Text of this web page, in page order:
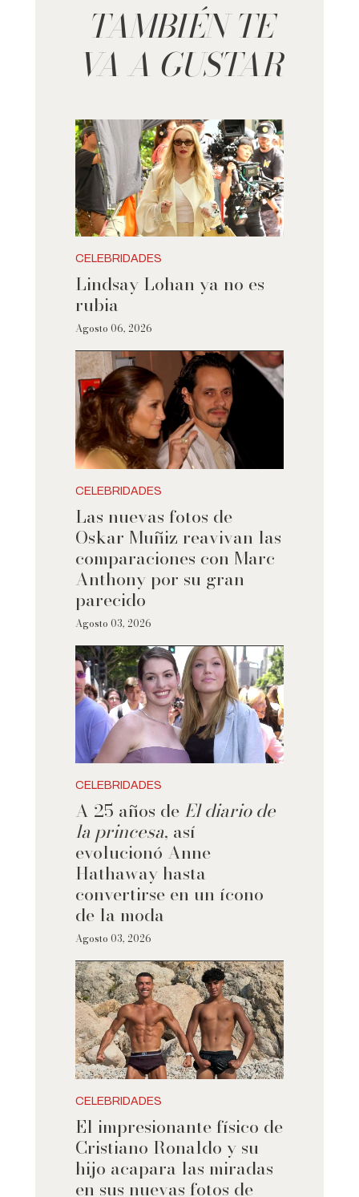
TAMBIÉN TE
VA A GUSTAR
CELEBRIDADES
Lindsay Lohan ya no es
rubia
Agosto 06, 2026
CELEBRIDADES
Las nuevas fotos de
Oskar Muñiz reavivan las
comparaciones con Marc
Anthony por su gran
parecido
Agosto 03, 2026
CELEBRIDADES
A 25 años de El diario de
la princesa, así
evolucionó Anne
Hathaway hasta
convertirse en un ícono
de la moda
Agosto 03, 2026
CELEBRIDADES
El impresionante físico de
Cristiano Ronaldo y su
hijo acapara las miradas
en sus nuevas fotos de